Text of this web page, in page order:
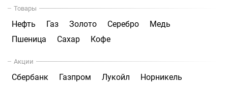
Товары
Нефть Газ Золото Серебро
Медь
Пшеница
Сахар Кофе
Акции
Сбербанк Газпром Лукойл
Норникель